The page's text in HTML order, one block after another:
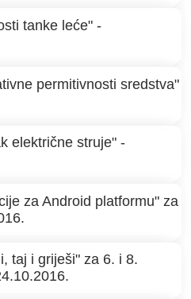
tanke leće" -
permitivnosti sredstva"
električne struje" -
za Android platformu" za
taj i griješi" za 6. i 8.